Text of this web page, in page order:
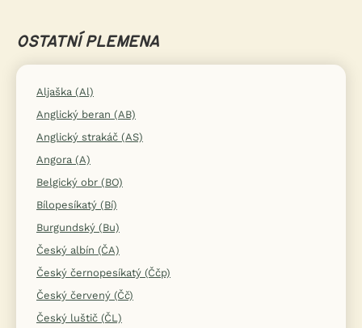
OSTATNÍ PLEMENA
Aljaška (Al)
Anglický beran (AB)
Anglický strakáč (AS)
Angora (A)
Belgický obr (BO)
Bílopesíkatý (Bí)
Burgundský (Bu)
Český albín (ČA)
Český černopesíkatý (Ččp)
Český červený (Čč)
Český luštič (ČL)